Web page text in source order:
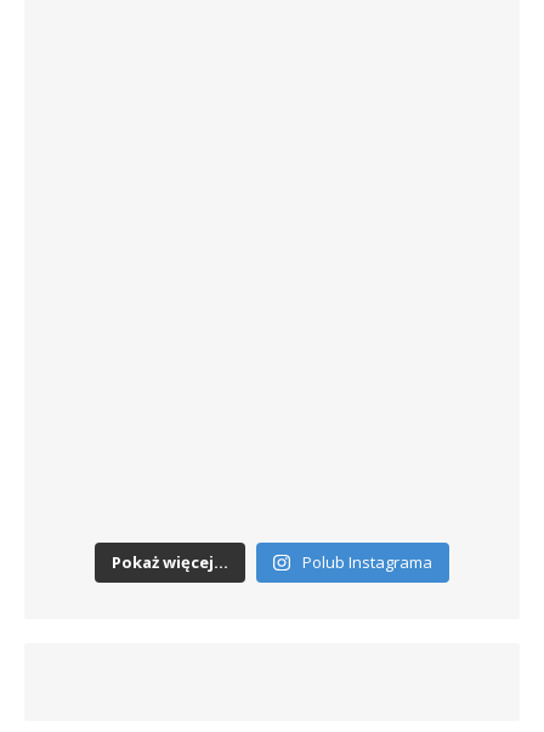
Pokaż więcej... Polub Instagrama